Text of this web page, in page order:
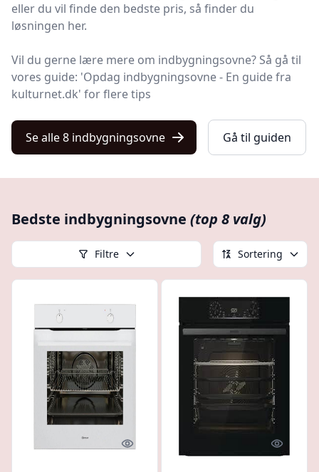
eller du vil finde den bedste pris, så finder du
løsningen her.
Vil du gerne lære mere om indbygningsovne? Så gå til
vores guide: 'Opdag indbygningsovne - En guide fra
kulturnet.dk' for flere tips
Se alle 8 indbygningsovne Gå til guiden
Bedste indbygningsovne (top 8 valg)
Filtre Sortering
Quick look Quick